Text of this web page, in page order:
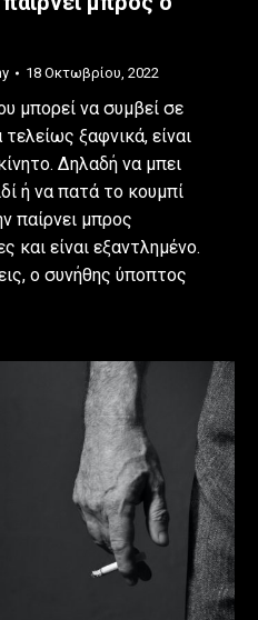
18 Οκτωβρίου, 2022
μπορεί να συμβεί σε
ξαφνικά, είναι
Δηλαδή να μπει
ή να πατά το κουμπί
παίρνει μπρος
και είναι εξαντλημένο.
ο συνήθης ύποπτος